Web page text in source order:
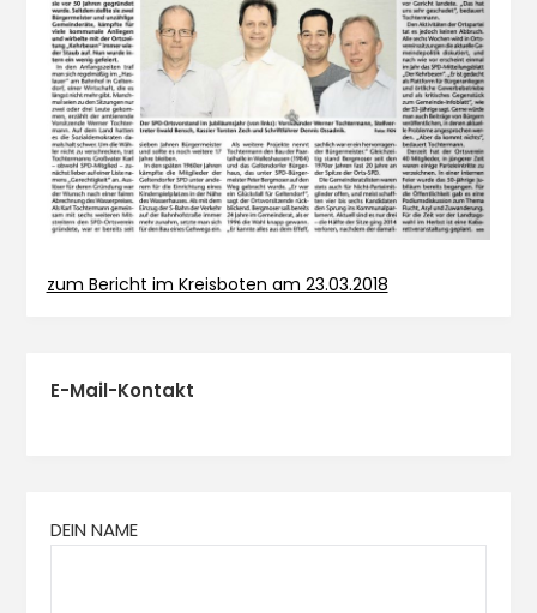
zum Bericht im Kreisboten am 23.03.2018
E-Mail-Kontakt
DEIN NAME